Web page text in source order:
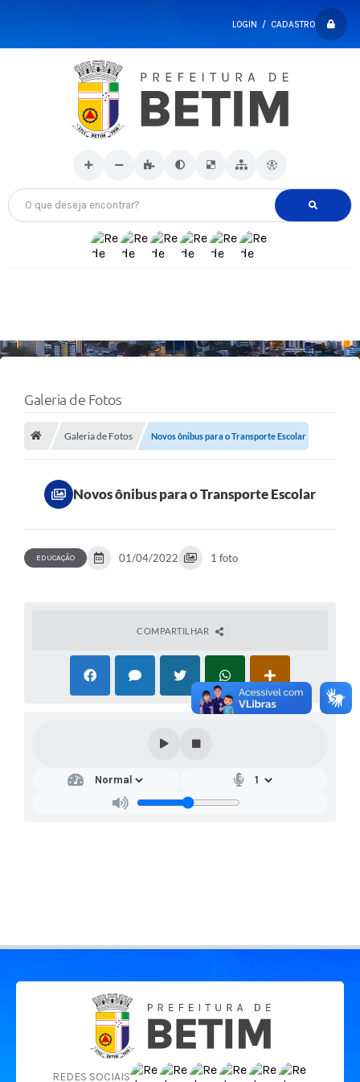
LOGIN / CADASTRO
O que deseja encontrar?
Galeria de Fotos
Galeria de Fotos Novos ônibus para o Transporte Escolar
Novos ônibus para o Transporte Escolar
EDUCAÇÃO 01/04/2022 1 foto
COMPARTILHAR
REDES SOCIAIS